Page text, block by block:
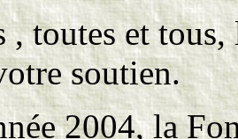
, toutes et
soutien.
2004, la